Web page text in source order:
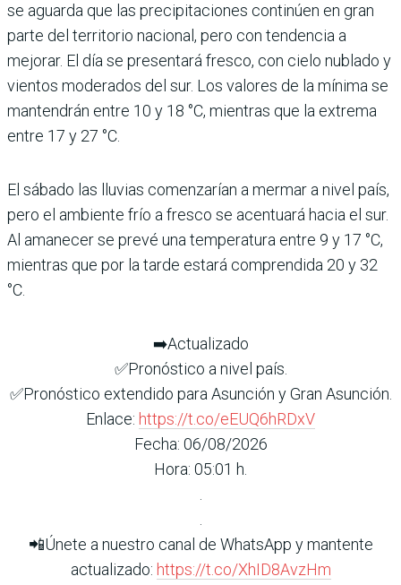
se aguarda que las precipitaciones continúen en gran
parte del territorio nacional, pero con tendencia a
mejorar. El día se presentará fresco, con cielo nublado y
vientos moderados del sur. Los valores de la mínima se
mantendrán entre 10 y 18 °C, mientras que la extrema
entre 17 y 27 °C.
El sábado las lluvias comenzarían a mermar a nivel país,
pero el ambiente frío a fresco se acentuará hacia el sur.
Al amanecer se prevé una temperatura entre 9 y 17 °C,
mientras que por la tarde estará comprendida 20 y 32
°C.
➡️Actualizado
✅Pronóstico a nivel país.
✅Pronóstico extendido para Asunción y Gran Asunción.
Enlace: https://t.co/eEUQ6hRDxV
Fecha: 06/08/2026
Hora: 05:01 h.
.
.
📲Únete a nuestro canal de WhatsApp y mantente
actualizado: https://t.co/XhID8AvzHm